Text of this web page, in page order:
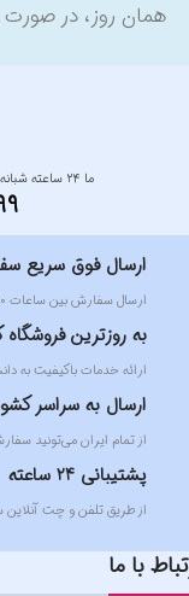
ما ۲۴ ساعته شبانه روز در کنار شما هستیم
ارسال فوق سریع
ارسال سفارش بین ساعات ۱۶:۳۰ تا ۲۲ همان روز
به روزترین
ارائه خدمات باکیفیت به
ارسال به سراسر
از تمام ایران می‌تونید
پشتیبانی 24 ساعته
از طریق تلفن و چت
با ما